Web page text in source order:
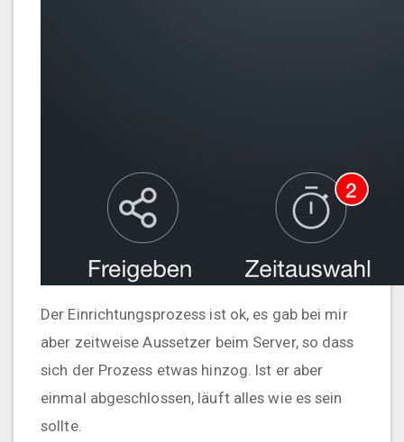
Der Einrichtungsprozess ist ok, es gab bei mir
aber zeitweise Aussetzer beim Server, so dass
sich der Prozess etwas hinzog. Ist er aber
einmal abgeschlossen, läuft alles wie es sein
sollte.